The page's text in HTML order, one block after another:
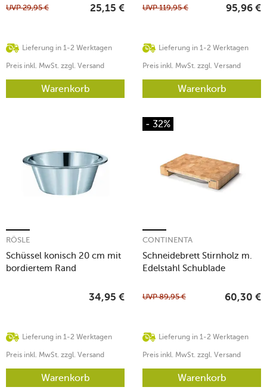
Lieferung in 1-2 Werktagen
UVP29,95 € 25,15 €
Preis inkl. MwSt. zzgl. Versand
Warenkorb
Lieferung in 1-2 Werktagen
UVP119,95 € 95,96 €
Preis inkl. MwSt. zzgl. Versand
Warenkorb
Schüssel konisch 20 cm mit
bordiertem Rand
RÖSLE
Lieferung in 1-2 Werktagen
34,95 €
Preis inkl. MwSt. zzgl. Versand
Warenkorb
- 32%
Schneidebrett Stirnholz m.
Edelstahl Schublade
CONTINENTA
Lieferung in 1-2 Werktagen
UVP89,95 € 60,30 €
Preis inkl. MwSt. zzgl. Versand
Warenkorb